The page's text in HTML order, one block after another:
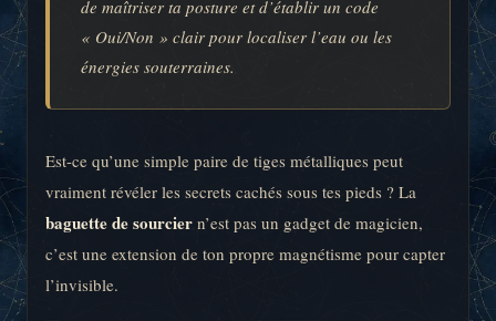
de maîtriser ta posture et d’établir un code
« Oui/Non » clair pour localiser l’eau ou les
énergies souterraines.
Est-ce qu’une simple paire de tiges métalliques peut
vraiment révéler les secrets cachés sous tes pieds ? La
baguette de sourcier n’est pas un gadget de magicien,
c’est une extension de ton propre magnétisme pour capter
l’invisible.